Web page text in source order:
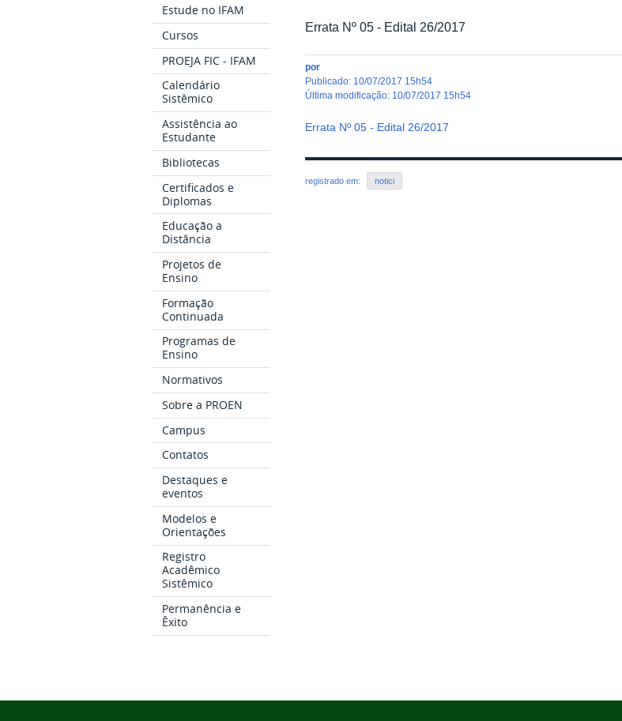
Estude no IFAM
Cursos
PROEJA FIC - IFAM
Calendário
Sistêmico
Assistência ao
Estudante
Bibliotecas
Certificados e
Diplomas
Educação a
Distância
Projetos de
Ensino
Formação
Continuada
Programas de
Ensino
Normativos
Sobre a PROEN
Campus
Contatos
Destaques e
eventos
Modelos e
Orientações
Registro
Acadêmico
Sistêmico
Permanência e
Êxito
Errata Nº 05 - Edital 26/2017
por
publicado: 10/07/2017 15h54
última modificação: 10/07/2017 15h54
Errata Nº 05 - Edital 26/2017
registrado em: notici